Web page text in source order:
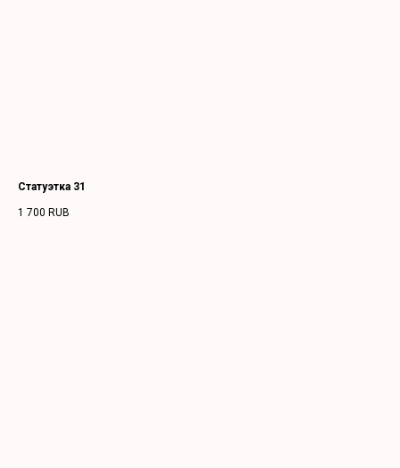
Статуэтка 31
1 700 RUB